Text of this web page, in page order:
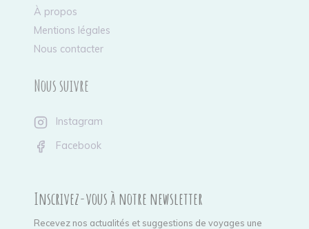
À propos
Mentions légales
Nous contacter
Nous suivre
Instagram
Facebook
Inscrivez-vous à notre newsletter
Recevez nos actualités et suggestions de voyages une